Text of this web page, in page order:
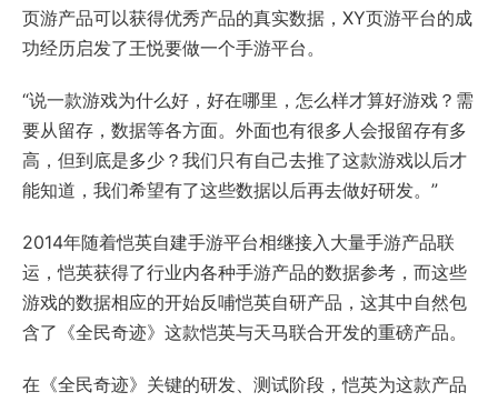
页游产品可以获得优秀产品的真实数据，XY页游平台的成
功经历启发了王悦要做一个手游平台。
“说一款游戏为什么好，好在哪里，怎么样才算好游戏？需
要从留存，数据等各方面。外面也有很多人会报留存有多
高，但到底是多少？我们只有自己去推了这款游戏以后才
能知道，我们希望有了这些数据以后再去做好研发。”
2014年随着恺英自建手游平台相继接入大量手游产品联
运，恺英获得了行业内各种手游产品的数据参考，而这些
游戏的数据相应的开始反哺恺英自研产品，这其中自然包
含了《全民奇迹》这款恺英与天马联合开发的重磅产品。
在《全民奇迹》关键的研发、测试阶段，恺英为这款产品